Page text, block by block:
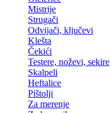
Mistrije
Strugači
Odvijači, ključevi
Klešta
Čekići
Testere, noževi, sekire
Skalpeli
Heftalice
Pištolji
Za merenje